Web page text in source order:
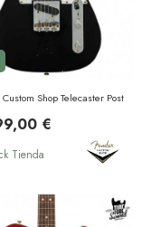
Shop Telecaster
€
Tienda